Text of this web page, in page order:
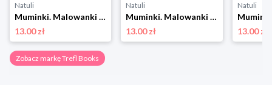
Natuli
Muminki. Malowanki wodne. Zawsze razem Trefl books
13.00 zł
Natuli
Muminki. Malowanki wodne. Radość Trefl books
13.00 zł
Natuli
13.00 zł
Zobacz markę Trefl Books